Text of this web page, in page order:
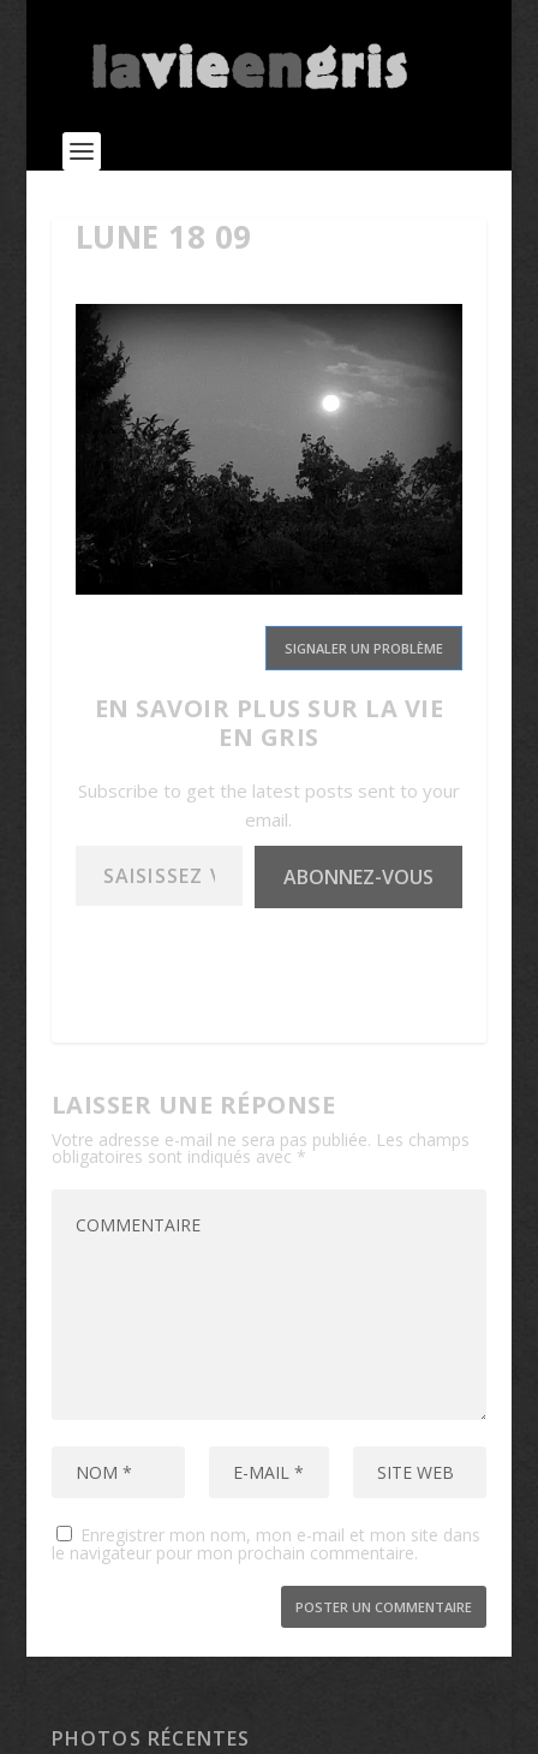
LUNE 18 09
SIGNALER UN PROBLÈME
EN SAVOIR PLUS SUR LA VIE
EN GRIS
Subscribe to get the latest posts sent to your
email.
ABONNEZ-VOUS
LAISSER UNE RÉPONSE
Votre adresse e-mail ne sera pas publiée. Les champs
obligatoires sont indiqués avec *
Enregistrer mon nom, mon e-mail et mon site dans
le navigateur pour mon prochain commentaire.
PHOTOS RÉCENTES